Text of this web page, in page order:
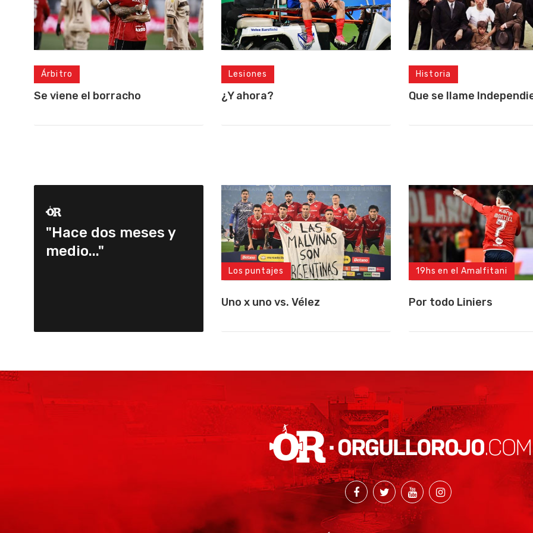
Árbitro
Se viene el borracho
Lesiones
¿Y ahora?
Historia
Que se llame
"Hace dos meses y
medio..."
Los puntajes
Uno x uno vs. Vélez
19hs en el Amalfitani
Por todo Liniers